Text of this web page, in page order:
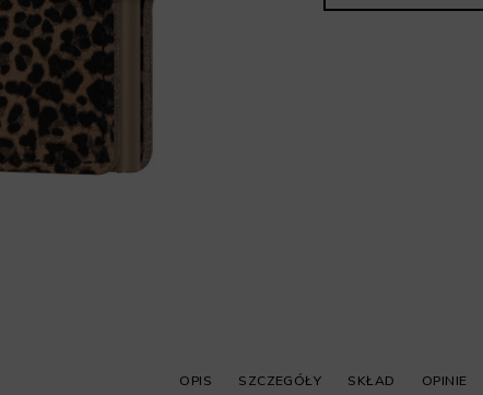
OPIS SZCZEGÓŁY SKŁAD OPINIE